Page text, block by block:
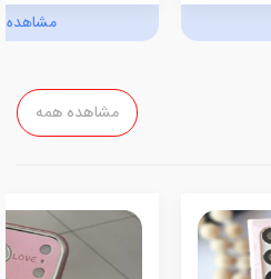
مشاهده
مشاهده همه